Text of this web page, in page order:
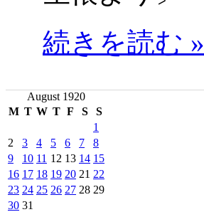
続きを読む »
August 1920
M T W T F S S
1
2
3 4 5 6 7
8
9
10 11 12 13 14 15
16 17 18 19 20 21 22
23 24 25 26 27 28 29
30 31